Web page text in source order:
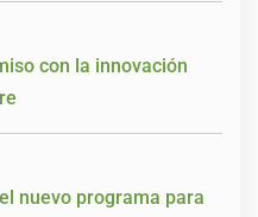
con la innovación
nuevo programa para